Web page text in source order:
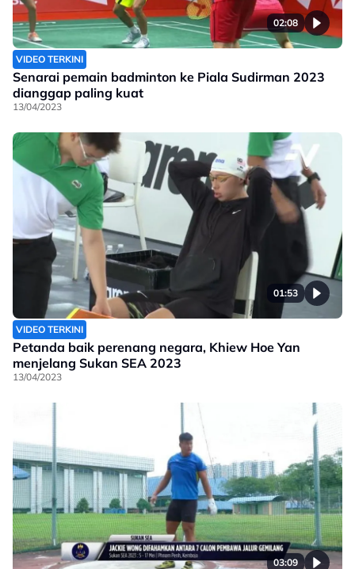
02:08
VIDEO TERKINI
Senarai pemain badminton ke Piala Sudirman 2023
dianggap paling kuat
13/04/2023
01:53
VIDEO TERKINI
Petanda baik perenang negara, Khiew Hoe Yan
menjelang Sukan SEA 2023
13/04/2023
03:09